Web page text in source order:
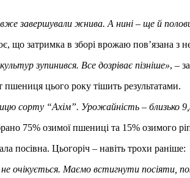
завершували жнива. А нині – ще й
що затримка в зборі врожаю пов’язана з
зупинився. Все дозріває пізніше», –
цього року тішить результатами.
сорту “Ахім”. Урожайність – близько
75% озимої пшениці та 15% озимого
посівна. Цьогоріч – навіть трохи раніше:
очікується. Маємо встигнути посіяти,